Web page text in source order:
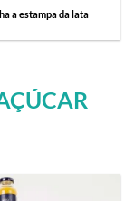
a estampa da lata